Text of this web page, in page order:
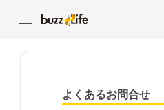
よくあるお問合せ